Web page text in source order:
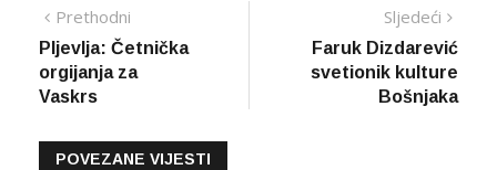
Navigacija
članaka
Prethodni
vijest
Pljevlja: Četnička
orgijanja za
Vaskrs
Sljedeći
Faruk Dizdarević
svetionik kulture
Bošnjaka
POVEZANE VIJESTI